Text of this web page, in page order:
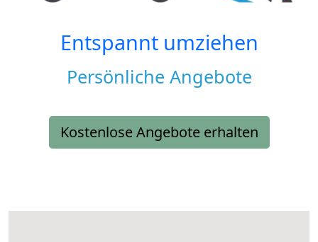
Entspannt umziehen
Persönliche Angebote
Kostenlose Angebote erhalten